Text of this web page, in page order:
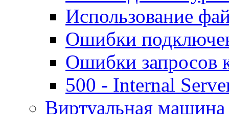
Использование
Ошибки
Ошибки запросов
500 - Internal
Виртуальная